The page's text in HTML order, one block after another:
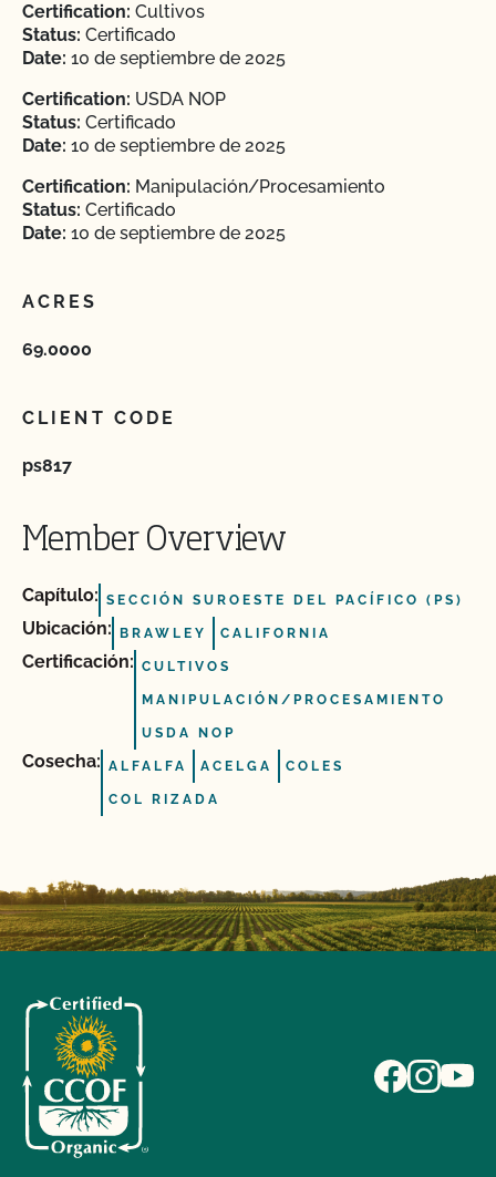
Certification: Cultivos
Status: Certificado
Date: 10 de septiembre de 2025
Certification: USDA NOP
Status: Certificado
Date: 10 de septiembre de 2025
Certification: Manipulación/Procesamiento
Status: Certificado
Date: 10 de septiembre de 2025
ACRES
69.0000
CLIENT CODE
ps817
Member Overview
Capítulo: SECCIÓN SUROESTE DEL PACÍFICO (PS)
Ubicación: BRAWLEY CALIFORNIA
Certificación: CULTIVOS
MANIPULACIÓN/PROCESAMIENTO
USDA NOP
Cosecha: ALFALFA ACELGA COLES
COL RIZADA